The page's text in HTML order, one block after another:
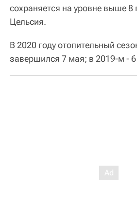
сохраняется на уровне выше 8
Цельсия.
В 2020 году отопительный
завершился 7 мая; в 2019-м -